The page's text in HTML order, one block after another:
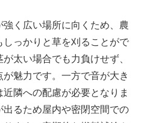
強く広い場所に向くため、農
っかりと草を刈ることがで
太い場合でも力負けせず、
魅力です。一方で音が大き
近隣への配慮が必要となりま
るため屋内や密閉空間での